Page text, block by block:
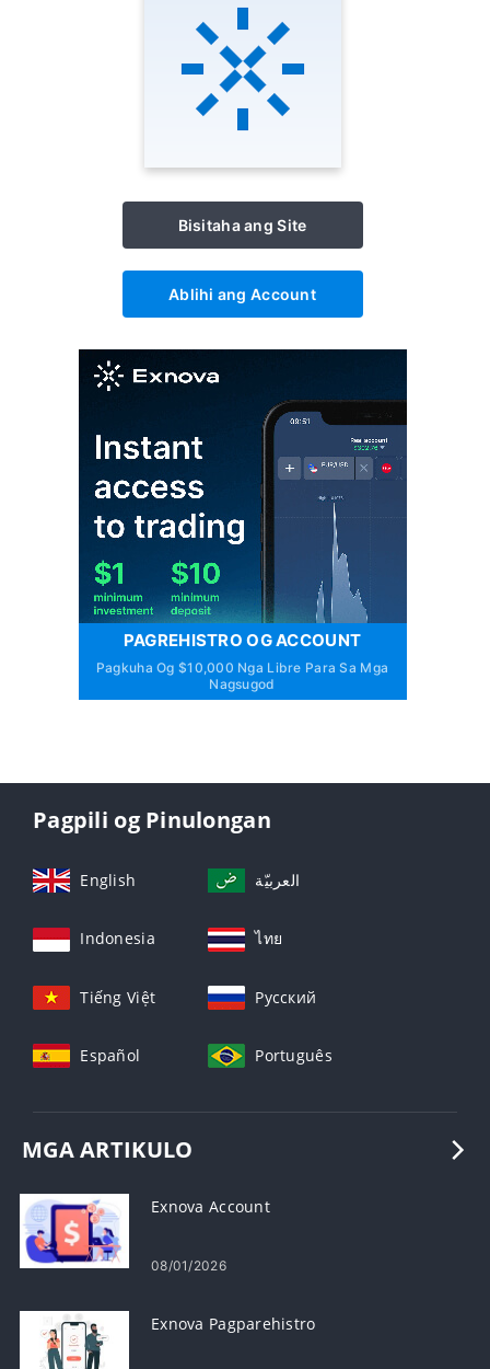
Bisitaha ang Site
Ablihi ang Account
PAGREHISTRO OG ACCOUNT
Pagkuha Og $10,000 Nga Libre Para Sa Mga
Nagsugod
Pagpili og Pinulongan
English العربيّة
Indonesia ไทย
Tiếng Việt Русский
Español Português
MGA ARTIKULO
Exnova Account
08/01/2026
Exnova Pagparehistro